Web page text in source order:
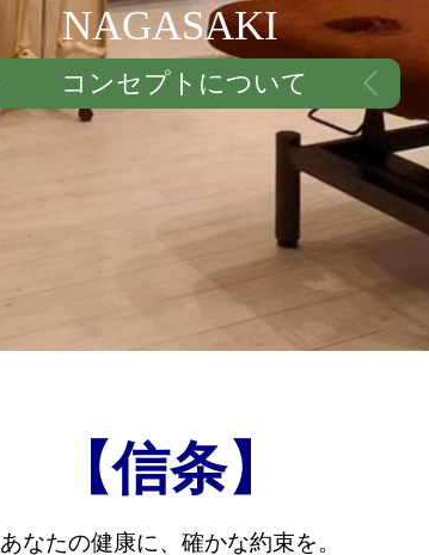
NAGASAKI
コンセプトについて
【信条】
あなたの健康に、確かな約束を。